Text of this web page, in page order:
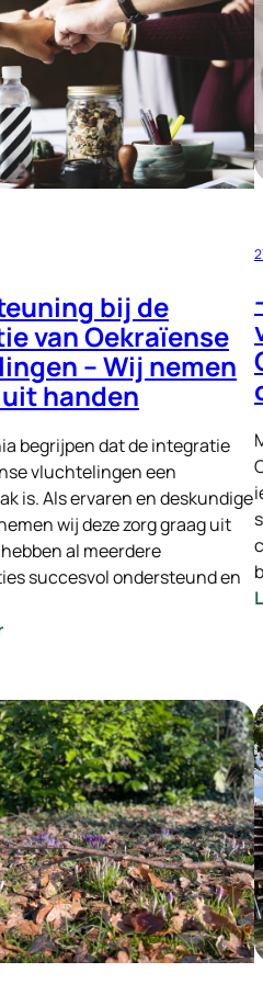
Intrinsieke
Motivatie:
Mijn
Ervaring
met
Signi
Zoekhonden
bij de
van Oekraïense
– Wij nemen
handen
begrijpen dat de integratie
vluchtelingen een
is. Als ervaren en deskundige
wij deze zorg graag uit
al meerdere
succesvol ondersteund en
:
de
integratie
van
Oekraïense
vluchtelingen
–
Wij
nemen
de
zorg
uit